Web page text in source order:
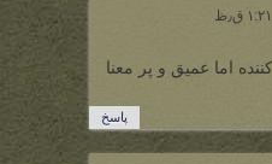
اما عمیق و پر معنا
پاسخ